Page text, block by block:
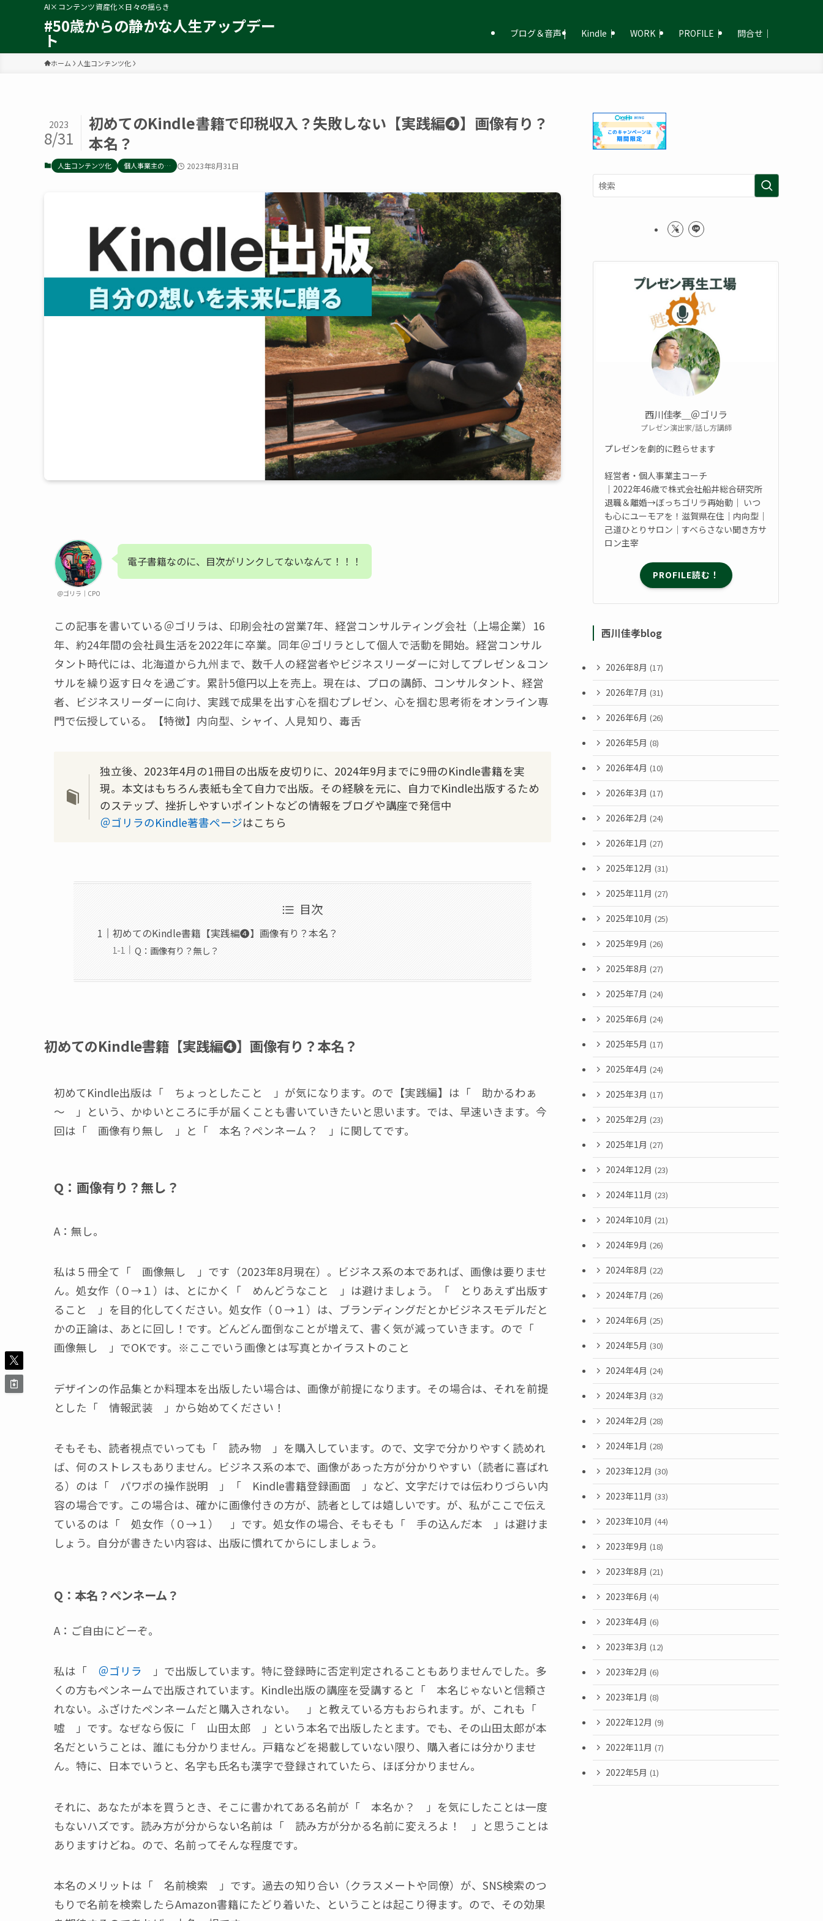
AI×コンテンツ資産化×日々の揺らき
#50歳からの静かな人生アップデー
ト ブログ＆音声 | Kindle｜ WORK｜ PROFILE｜ 問合せ｜
ホーム 人生コンテンツ化
初めてのKindle書籍で印税収入？失敗しない【実践編❹】画像有り？
本名？
2023
8/31
人生コンテンツ化 個人事業主の… 2023年8月31日
＠ゴリラ｜CPO
電子書籍なのに、目次がリンクしてないなんて！！！
この記事を書いている＠ゴリラは、印刷会社の営業7年、経営コンサルティング会社（上場企業）16
年、約24年間の会社員生活を2022年に卒業。同年＠ゴリラとして個人で活動を開始。経営コンサル
タント時代には、北海道から九州まで、数千人の経営者やビジネスリーダーに対してプレゼン＆コン
サルを繰り返す日々を過ごす。累計5億円以上を売上。現在は、プロの講師、コンサルタント、経営
者、ビジネスリーダーに向け、実践で成果を出す心を掴むプレゼン、心を掴む思考術をオンライン専
門で伝授している。【特徴】内向型、シャイ、人見知り、毒舌
独立後、2023年4月の1冊目の出版を皮切りに、2024年9月までに9冊のKindle書籍を実
現。本文はもちろん表紙も全て自力で出版。その経験を元に、自力でKindle出版するため
のステップ、挫折しやすいポイントなどの情報をブログや講座で発信中
＠ゴリラのKindle著書ページはこちら
目次
初めてのKindle書籍【実践編❹】画像有り？本名？
Q：画像有り？無し？
初めてのKindle書籍【実践編❹】画像有り？本名？
初めてKindle出版は「 ちょっとしたこと 」が気になります。ので【実践編】は「 助かるわぁ
～ 」という、かゆいところに手が届くことも書いていきたいと思います。では、早速いきます。今
回は「 画像有り無し 」と「 本名？ペンネーム？ 」に関してです。
Q：画像有り？無し？
A：無し。
私は５冊全て「 画像無し 」です（2023年8月現在）。ビジネス系の本であれば、画像は要りませ
ん。処女作（０→１）は、とにかく「 めんどうなこと 」は避けましょう。「 とりあえず出版す
ること 」を目的化してください。処女作（０→１）は、ブランディングだとかビジネスモデルだと
かの正論は、あとに回し！です。どんどん面倒なことが増えて、書く気が減っていきます。ので「
画像無し 」でOKです。※ここでいう画像とは写真とかイラストのこと
デザインの作品集とか料理本を出版したい場合は、画像が前提になります。その場合は、それを前提
とした「 情報武装 」から始めてください！
そもそも、読者視点でいっても「 読み物 」を購入しています。ので、文字で分かりやすく読めれ
ば、何のストレスもありません。ビジネス系の本で、画像があった方が分かりやすい（読者に喜ばれ
る）のは「 パワポの操作説明 」「 Kindle書籍登録画面 」など、文字だけでは伝わりづらい内
容の場合です。この場合は、確かに画像付きの方が、読者としては嬉しいです。が、私がここで伝え
ているのは「 処女作（０→１） 」です。処女作の場合、そもそも「 手の込んだ本 」は避けま
しょう。自分が書きたい内容は、出版に慣れてからにしましょう。
Q：本名？ペンネーム？
A：ご自由にどーぞ。
私は「 ＠ゴリラ 」で出版しています。特に登録時に否定判定されることもありませんでした。多
くの方もペンネームで出版されています。Kindle出版の講座を受講すると「 本名じゃないと信頼さ
れない。ふざけたペンネームだと購入されない。 」と教えている方もおられます。が、これも「
嘘 」です。なぜなら仮に「 山田太郎 」という本名で出版したとます。でも、その山田太郎が本
名だということは、誰にも分かりません。戸籍などを掲載していない限り、購入者には分かりませ
ん。特に、日本でいうと、名字も氏名も漢字で登録されていたら、ほぼ分かりません。
それに、あなたが本を買うとき、そこに書かれてある名前が「 本名か？ 」を気にしたことは一度
もないハズです。読み方が分からない名前は「 読み方が分かる名前に変えろよ！ 」と思うことは
ありますけどね。ので、名前ってそんな程度です。
本名のメリットは「 名前検索 」です。過去の知り合い（クラスメートや同僚）が、SNS検索のつ
もりで名前を検索したらAmazon書籍にたどり着いた、ということは起こり得ます。ので、その効果
西川佳孝＿＠ゴリラ
プレゼン演出家/話し方講師
プレゼンを劇的に甦らせます
経営者・個人事業主コーチ
｜2022年46歳で株式会社船井総合研究所
退職＆離婚→ぼっちゴリラ再始動｜ いつ
も心にユーモアを！滋賀県在住｜内向型｜
己道ひとりサロン｜すべらさない聞き方サ
ロン主宰
PROFILE読む！
西川佳孝blog
2026年8月 (17)
2026年7月 (31)
2026年6月 (26)
2026年5月 (8)
2026年4月 (10)
2026年3月 (17)
2026年2月 (24)
2026年1月 (27)
2025年12月 (31)
2025年11月 (27)
2025年10月 (25)
2025年9月 (26)
2025年8月 (27)
2025年7月 (24)
2025年6月 (24)
2025年5月 (17)
2025年4月 (24)
2025年3月 (17)
2025年2月 (23)
2025年1月 (27)
2024年12月 (23)
2024年11月 (23)
2024年10月 (21)
2024年9月 (26)
2024年8月 (22)
2024年7月 (26)
2024年6月 (25)
2024年5月 (30)
2024年4月 (24)
2024年3月 (32)
2024年2月 (28)
2024年1月 (28)
2023年12月 (30)
2023年11月 (33)
2023年10月 (44)
2023年9月 (18)
2023年8月 (21)
2023年6月 (4)
2023年4月 (6)
2023年3月 (12)
2023年2月 (6)
2023年1月 (8)
2022年12月 (9)
2022年11月 (7)
2022年5月 (1)